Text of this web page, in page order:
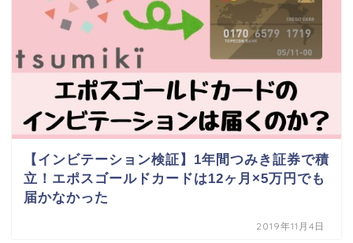
【インビテーション検証】1年間つみき証券で積
立！エポスゴールドカードは12ヶ月×5万円でも
届かなかった
2019年11月4日